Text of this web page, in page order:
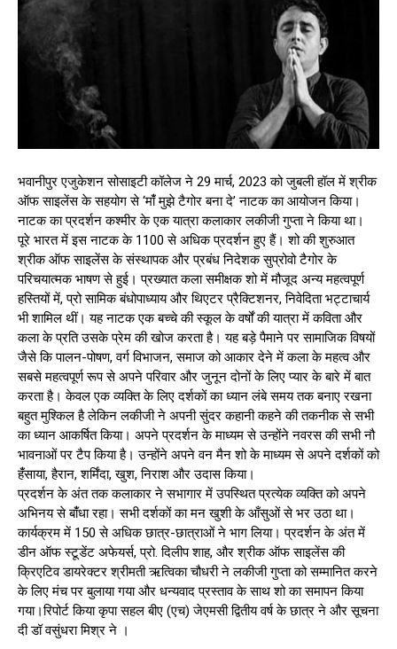
भवानीपुर एजुकेशन सोसाइटी कॉलेज ने 29 मार्च, 2023 को जुबली हॉल में श्रीक
ऑफ साइलेंस के सहयोग से ‘मांँ मुझे टैगोर बना दे’ नाटक का आयोजन किया।
नाटक का प्रदर्शन कश्मीर के एक यात्रा कलाकार लकीजी गुप्ता ने किया था।
पूरे भारत में इस नाटक के 1100 से अधिक प्रदर्शन हुए हैं। शो की शुरुआत
श्रीक ऑफ साइलेंस के संस्थापक और प्रबंध निदेशक सुप्रोवो टैगोर के
परिचयात्मक भाषण से हुई। प्रख्यात कला समीक्षक शो में मौजूद अन्य महत्वपूर्ण
हस्तियों में, प्रो सामिक बंधोपाध्याय और थिएटर प्रैक्टिशनर, निवेदिता भट्टाचार्य
भी शामिल थीं। यह नाटक एक बच्चे की स्कूल के वर्षों की यात्रा में कविता और
कला के प्रति उसके प्रेम की खोज करता है। यह बड़े पैमाने पर सामाजिक विषयों
जैसे कि पालन-पोषण, वर्ग विभाजन, समाज को आकार देने में कला के महत्व और
सबसे महत्वपूर्ण रूप से अपने परिवार और जुनून दोनों के लिए प्यार के बारे में बात
करता है। केवल एक व्यक्ति के लिए दर्शकों का ध्यान लंबे समय तक बनाए रखना
बहुत मुश्किल है लेकिन लकीजी ने अपनी सुंदर कहानी कहने की तकनीक से सभी
का ध्यान आकर्षित किया। अपने प्रदर्शन के माध्यम से उन्होंने नवरस की सभी नौ
भावनाओं पर टैप किया है। उन्होंने अपने वन मैन शो के माध्यम से अपने दर्शकों को
हंँसाया, हैरान, शर्मिंदा, खुश, निराश और उदास किया।
प्रदर्शन के अंत तक कलाकार ने सभागार में उपस्थित प्रत्येक व्यक्ति को अपने
अभिनय से बांँधा रहा। सभी दर्शकों का मन खुशी के आँसुओं से भर उठा था।
कार्यक्रम में 150 से अधिक छात्र-छात्राओं ने भाग लिया। प्रदर्शन के अंत में
डीन ऑफ स्टूडेंट अफेयर्स, प्रो. दिलीप शाह, और श्रीक ऑफ साइलेंस की
क्रिएटिव डायरेक्टर श्रीमती ऋत्विका चौधरी ने लकीजी गुप्ता को सम्मानित करने
के लिए मंच पर बुलाया गया और धन्यवाद प्रस्ताव के साथ शो का समापन किया
गया।रिपोर्ट किया कृपा सहल बीए (एच) जेएमसी द्वितीय वर्ष के छात्र ने और सूचना
दी डॉ वसुंधरा मिश्र ने ।